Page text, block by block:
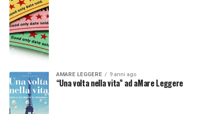
AMARE LEGGERE 9 anni ago
“Una volta nella vita” ad aMare Leggere